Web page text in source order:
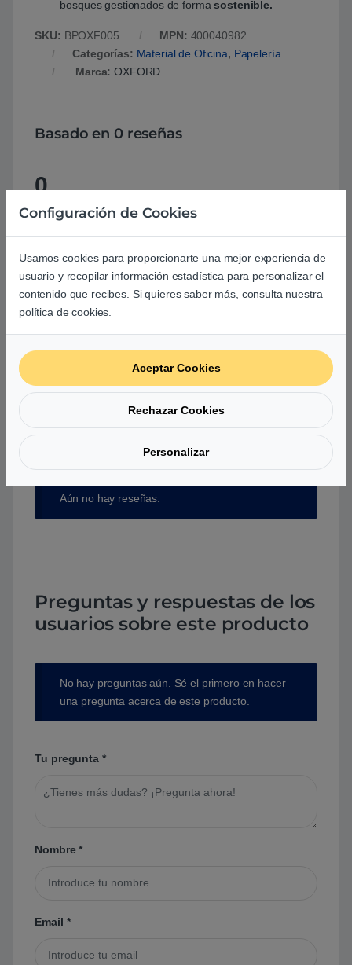
bosques gestionados de formasostenible.
SKU: BPOXF005 MPN: 400040982
Categorías: Material de Oficina, Papelería
Marca:OXFORD
Basado en 0 reseñas
0
0
0
Agrega una reseña
Debesaccederpara publicar una valoración.
Aún no hay reseñas.
Preguntas y respuestas de los
usuarios sobre este producto
No hay preguntas aún. Sé el primero en hacer
una pregunta acerca de este producto.
Tu pregunta *
Nombre*
Email *
Configuración de Cookies
Usamos cookies para proporcionarte una mejor experiencia de
usuario y recopilar información estadística para personalizar el
contenido que recibes. Si quieres saber más, consulta nuestra
política de cookies.
Aceptar Cookies
Rechazar Cookies
Personalizar